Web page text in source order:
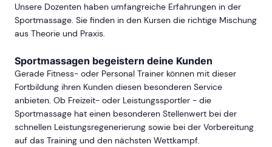
Unsere Dozenten haben umfangreiche Erfahrungen in der
Sportmassage. Sie finden in den Kursen die richtige Mischung
aus Theorie und Praxis.
Sportmassagen begeistern deine Kunden
Gerade Fitness- oder Personal Trainer können mit dieser
Fortbildung ihren Kunden diesen besonderen Service
anbieten. Ob Freizeit- oder Leistungssportler - die
Sportmassage hat einen besonderen Stellenwert bei der
schnellen Leistungsregenerierung sowie bei der Vorbereitung
auf das Training und den nächsten Wettkampf.